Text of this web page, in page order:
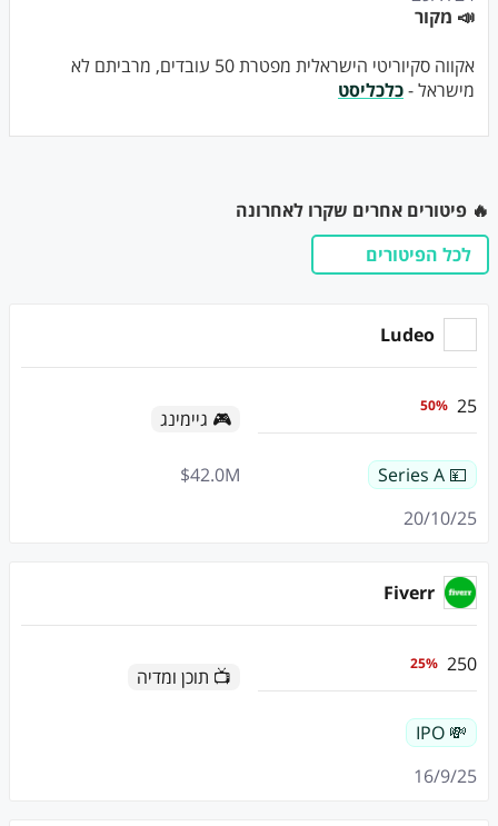
📣 מקור
אקווה סקיוריטי הישראלית מפטרת 50 עובדים, מרביתם לא
מישראל -כלכליסט
🔥 פיטורים אחרים שקרו לאחרונה
לכל הפיטורים
Ludeo
25
%
50
🎮 גיימינג
💴 Series A
M
42.0
$
20/10/25
Fiverr
250
%
25
📺 תוכן ומדיה
💸 IPO
16/9/25